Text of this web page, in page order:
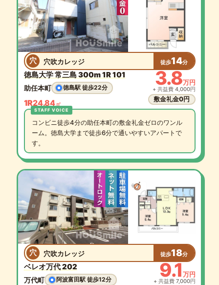
穴 穴吹カレッジ 徒歩14分
徳島大学 常三島 300m 1R 101
助任本町 徳島駅 徒歩22分
1R24.84㎡
3.8万円
+ 共益費 4,000円
敷金礼金0円
コンビニ徒歩4分の助任本町の敷金礼金ゼロのワンル
ーム。徳島大学まで徒歩6分で通いやすいアパートで
す。
穴 穴吹カレッジ 徒歩18分
ベレオ万代 202
万代町 阿波富田駅 徒歩12分 9.1万円
+ 共益費 7,000円